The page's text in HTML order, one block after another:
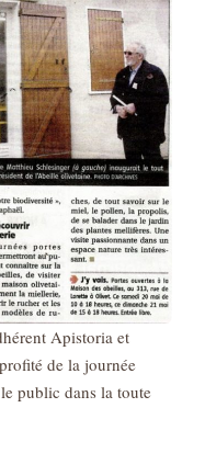
Apistoria et
de la journée
public dans la toute